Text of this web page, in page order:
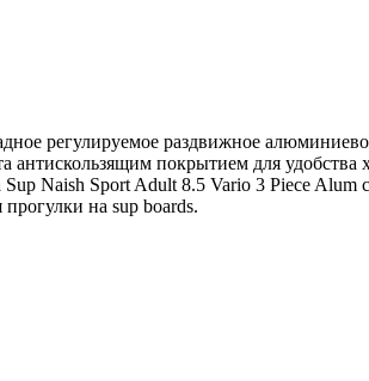
регулируемое раздвижное
антискользящим покрытием для
Naish Sport Adult 8.5 Vario 3 Piece
на sup boards.